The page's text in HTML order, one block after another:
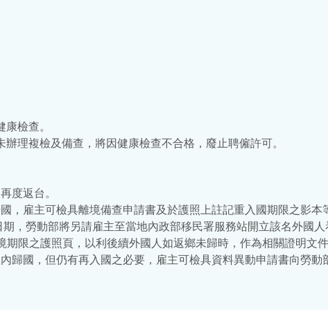
檢查。
理複檢及備查，將因健康檢查不合格，廢止聘僱許可。
度返台。
，雇主可檢具離境備查申請書及於護照上註記重入國期限之影
，勞動部將另請雇主至當地內政部移民署服務站開立該名外國人
限之護照頁，以利後續外國人如返鄉未歸時，作為相關證明文
歸國，但仍有再入國之必要，雇主可檢具資料異動申請書向勞